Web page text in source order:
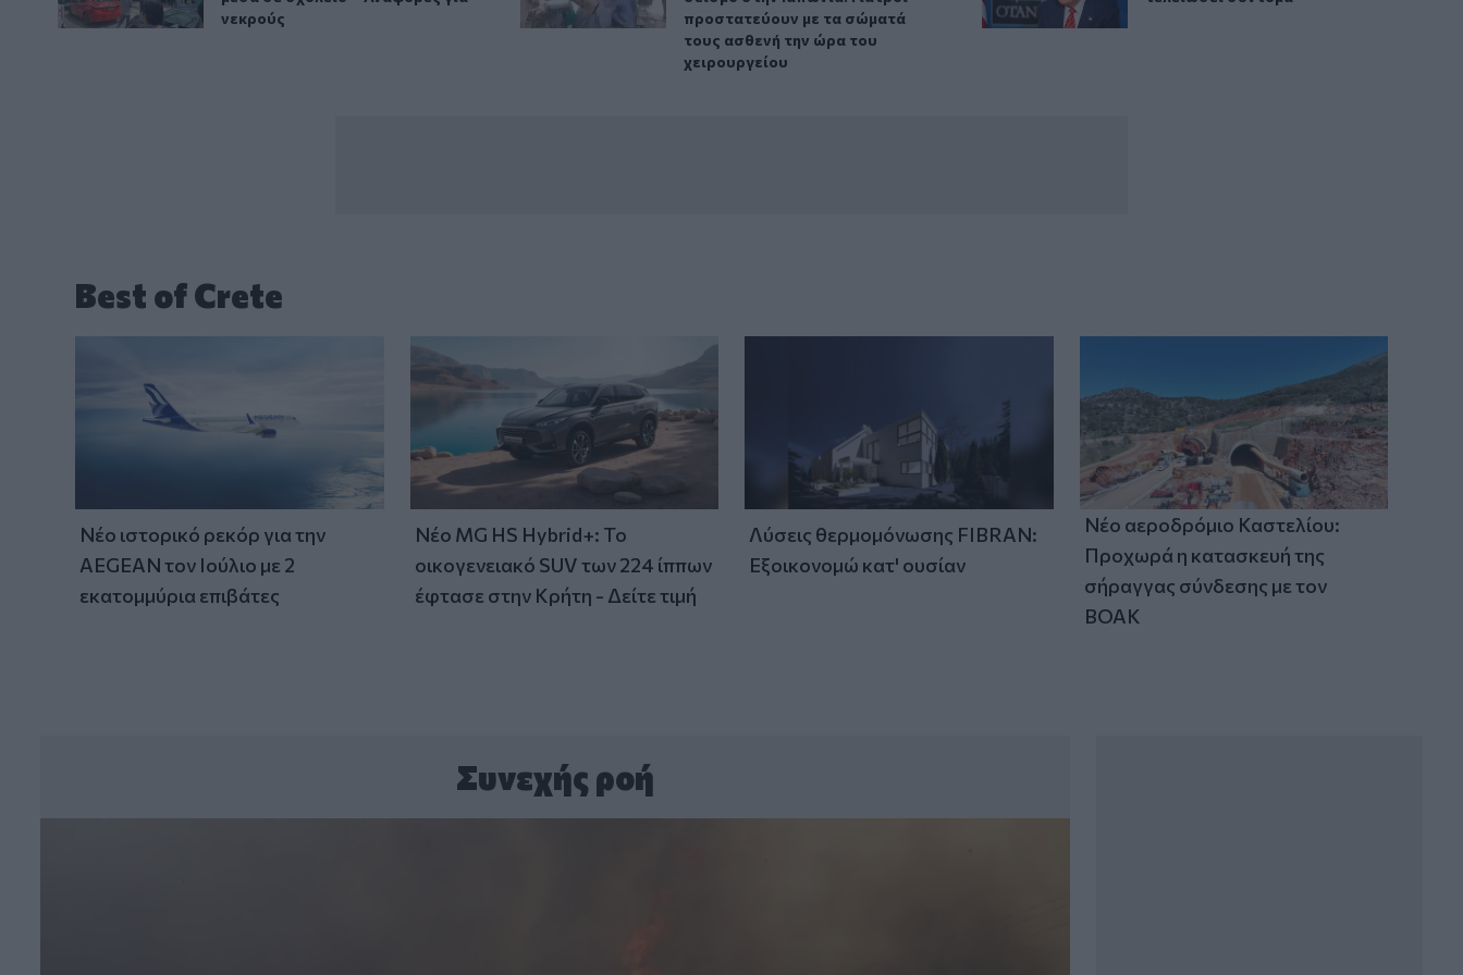
νεκρούς
προστατεύουν με τα σώματά
τους ασθενή την ώρα του
χειρουργείου
Best of Crete
Νέο ιστορικό ρεκόρ για την
AEGEAN τον Ιούλιο με 2
εκατομμύρια επιβάτες
Νέο MG HS Hybrid+: Το
οικογενειακό SUV των 224 ίππων
έφτασε στην Κρήτη - Δείτε τιμή
Λύσεις θερμομόνωσης FIBRAN:
Εξοικονομώ κατ' ουσίαν
Νέο αεροδρόμιο Καστελίου:
Προχωρά η κατασκευή της
σήραγγας σύνδεσης με τον
ΒΟΑΚ
Συνεχής ροή